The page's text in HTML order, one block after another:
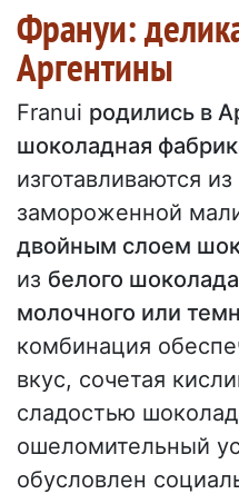
Франуи:
Аргентины
Franui родились в
шоколадная
изготавливаются
замороженной
двойным слоем
из белого шоколада
молочного или
комбинация
вкус, сочетая
сладостью
ошеломительный
обусловлен